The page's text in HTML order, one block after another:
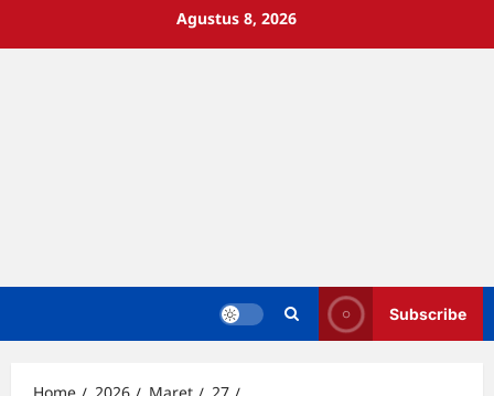
Agustus 8, 2026
Subscribe